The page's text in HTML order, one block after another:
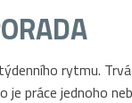
rytmu.
práce jednoho